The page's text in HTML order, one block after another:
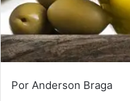
Por Anderson Braga